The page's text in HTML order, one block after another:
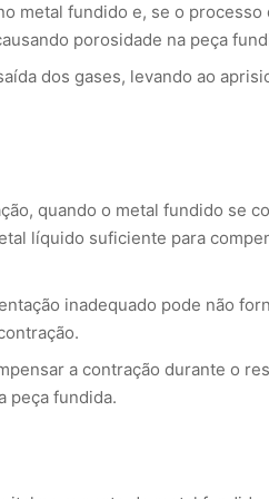
metal fundido e, se o processo
porosidade na peça
dos gases, levando ao
quando o metal fundido se
líquido suficiente para
inadequado pode não
a contração durante o
peça fundida.